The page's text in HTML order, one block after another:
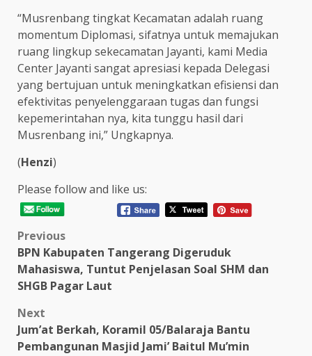
“Musrenbang tingkat Kecamatan adalah ruang
momentum Diplomasi, sifatnya untuk memajukan
ruang lingkup sekecamatan Jayanti, kami Media
Center Jayanti sangat apresiasi kepada Delegasi
yang bertujuan untuk meningkatkan efisiensi dan
efektivitas penyelenggaraan tugas dan fungsi
kepemerintahan nya, kita tunggu hasil dari
Musrenbang ini,” Ungkapnya.
(Henzi)
Please follow and like us:
Post
navigation
Previous
BPN Kabupaten Tangerang Digeruduk
Mahasiswa, Tuntut Penjelasan Soal SHM dan
SHGB Pagar Laut
Next
Jum’at Berkah, Koramil 05/Balaraja Bantu
Pembangunan Masjid Jami’ Baitul Mu’min